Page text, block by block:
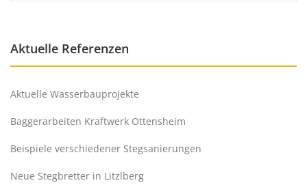
Aktuelle Referenzen
Aktuelle Wasserbauprojekte
Baggerarbeiten Kraftwerk Ottensheim
Beispiele verschiedener Stegsanierungen
Neue Stegbretter in Litzlberg